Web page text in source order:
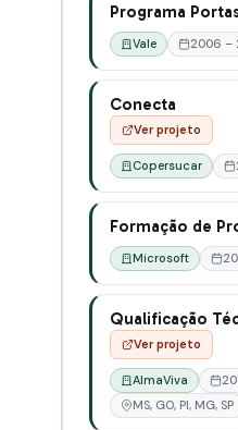
Programa
Vale 2006 –
Conecta
Ver projeto
Copersucar
Formação de
Microsoft
Qualificação
Ver projeto
AlmaViva
MS, GO, PI, MG, SP